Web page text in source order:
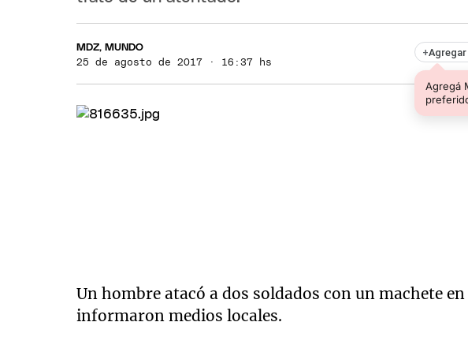
MDZ, MUNDO
25 de agosto de 2017 · 16:37 hs
+Agregar
Agregá
Un hombre atacó a dos soldados con un machete
informaron medios locales.